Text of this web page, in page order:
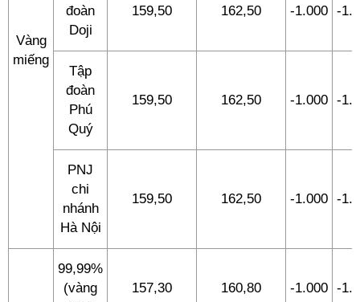
Vàng
miếng
đoàn
Doji
159,50 162,50 -1.000 -
Tập
đoàn
Phú
Quý
159,50 162,50 -1.000 -
PNJ
chi
nhánh
Hà Nội
159,50 162,50 -1.000 -
99,99%
(vàng
157,30 160,80 -1.000 -